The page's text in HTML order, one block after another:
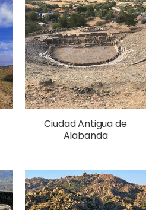
Ciudad Antigua de
Alabanda